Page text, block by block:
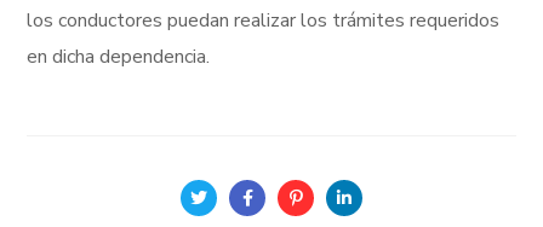
los conductores puedan realizar los trámites requeridos
en dicha dependencia.